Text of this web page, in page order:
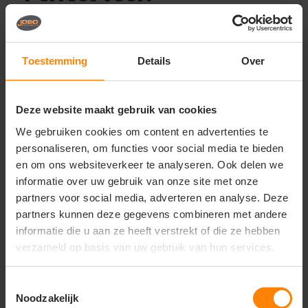
Toestemming Details Over
Deze website maakt gebruik van cookies
We gebruiken cookies om content en advertenties te
personaliseren, om functies voor social media te bieden
en om ons websiteverkeer te analyseren. Ook delen we
informatie over uw gebruik van onze site met onze
partners voor social media, adverteren en analyse. Deze
partners kunnen deze gegevens combineren met andere
informatie die u aan ze heeft verstrekt of die ze hebben
verzameld op basis van uw gebruik van hun services.
Noodzakelijk
Bedrijfskleding met logo
Teams, promotiekleding en merchandise
Casual werk- en vrijetijdskleding
Uitstekend geschikt voor bedrukken en borduren
Materiaal: 80% ringgesponnen katoen / 20%
polyester
Buitenzijde: 100% katoen (ideaal voor print)
Stofgewicht: 285 g/m² (middelzwaar en
duurzaam)
Zachte, geborstelde binnenzijde (extra comfort)
Capuchon met trekkoord
Kangoeroezak aan de voorkant
Ribgebreide manchetten en tailleband